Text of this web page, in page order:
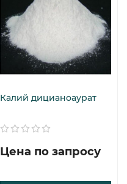
Калий дицианоаурат
Цена по запросу